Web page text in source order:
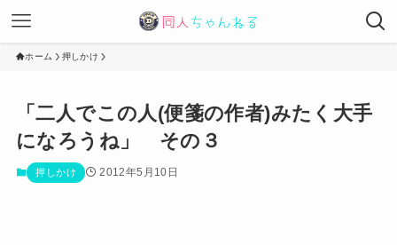
ホーム 押しかけ
「二人でこの人(便箋の作者)みたく大手
になろうね」 その３
押しかけ 2012年5月10日